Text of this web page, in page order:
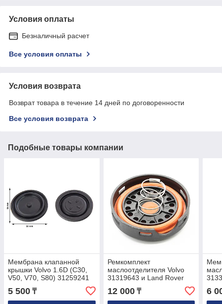
Условия оплаты
Безналичный расчет
Все условия оплаты
Условия возврата
Возврат товара в течение 14 дней по договоренности
Все условия возврата
Подобные товары компании
Мембрана клапанной
крышки Volvo 1.6D (C30,
V50, V70, S80) 31259241
5 500 ₸
Ремкомплект
маслоотделителя Volvo
31319643 и Land Rover
LR023777
12 000₸ 6